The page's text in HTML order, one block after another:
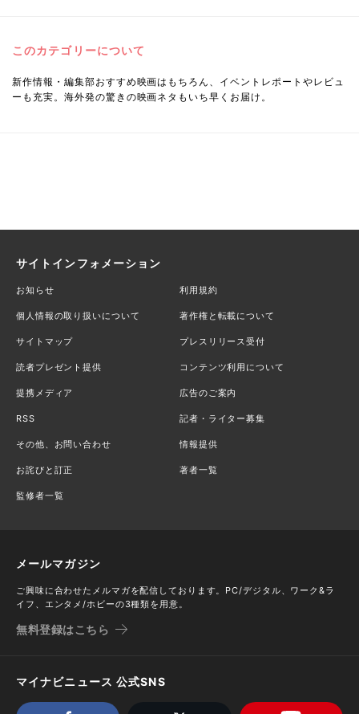
このカテゴリーについて
新作情報・編集部おすすめ映画はもちろん、イベントレポートやレビュ
ーも充実。海外発の驚きの映画ネタもいち早くお届け。
サイトインフォメーション
お知らせ 利用規約
個人情報の取り扱いについて 著作権と転載について
サイトマップ プレスリリース受付
読者プレゼント提供 コンテンツ利用について
提携メディア 広告のご案内
RSS 記者・ライター募集
その他、お問い合わせ 情報提供
お詫びと訂正 著者一覧
監修者一覧
メールマガジン
ご興味に合わせたメルマガを配信しております。PC/デジタル、ワーク&ラ
イフ、エンタメ/ホビーの3種類を用意。
無料登録はこちら
マイナビニュース 公式SNS